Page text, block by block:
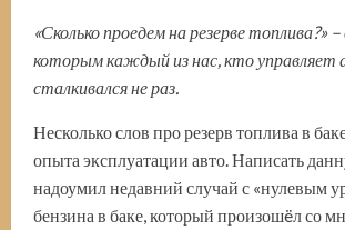
«Сколько проедем на резерве топлива?» –
которым каждый из нас, кто управляет
сталкивался не раз.
Несколько слов про резерв топлива в
опыта эксплуатации авто. Написать
надоумил недавний случай с «нулевым
бензина в баке, который произошëл со